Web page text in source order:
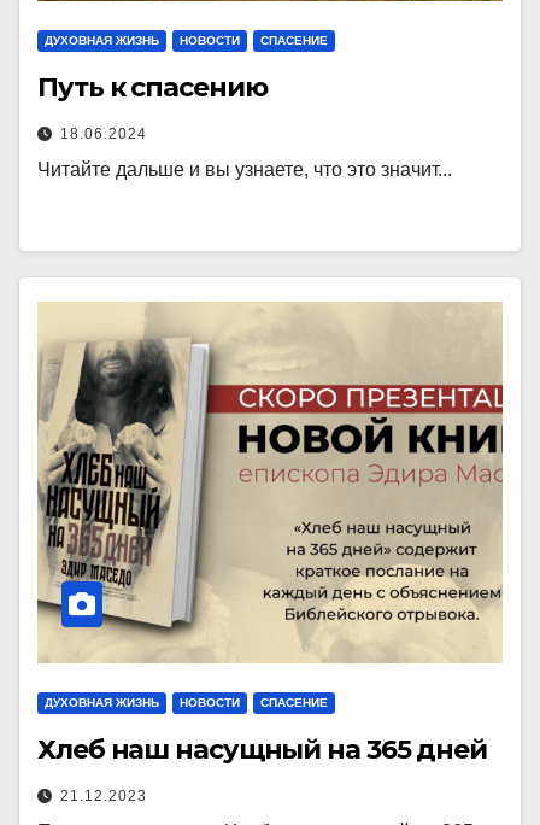
ДУХОВНАЯ ЖИЗНЬ НОВОСТИ СПАСЕНИЕ
Путь к спасению
18.06.2024
Читайте дальше и вы узнаете, что это значит...
ДУХОВНАЯ ЖИЗНЬ НОВОСТИ СПАСЕНИЕ
Хлеб наш насущный на 365 дней
21.12.2023